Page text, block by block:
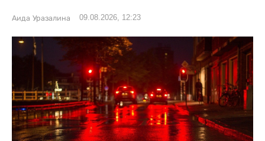
Аида Уразалина 09.08.2026, 12:23